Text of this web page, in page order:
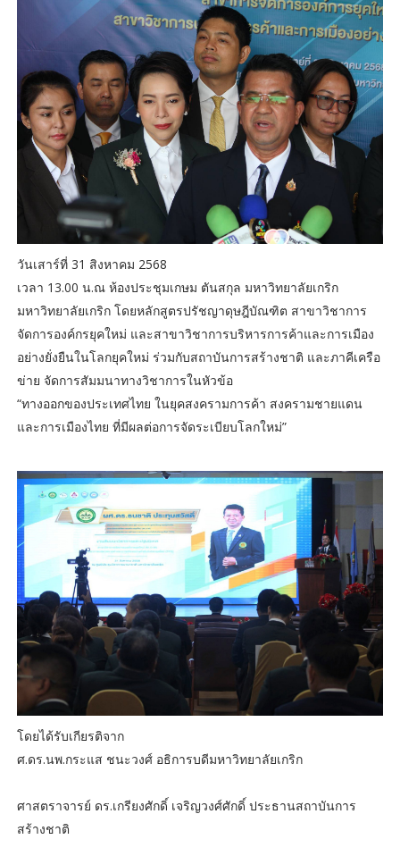
วันเสาร์ที่ 31 สิงหาคม 2568
เวลา 13.00 น.ณ ห้องประชุมเกษม ตันสกุล มหาวิทยาลัยเกริก
มหาวิทยาลัยเกริก โดยหลักสูตรปรัชญาดุษฎีบัณฑิต สาขาวิชาการ
จัดการองค์กรยุคใหม่ และสาขาวิชาการบริหารการค้าและการเมือง
อย่างยั่งยืนในโลกยุคใหม่ ร่วมกับสถาบันการสร้างชาติ และภาคีเครือ
ข่าย จัดการสัมมนาทางวิชาการในหัวข้อ
“ทางออกของประเทศไทย ในยุคสงครามการค้า สงครามชายแดน
และการเมืองไทย ที่มีผลต่อการจัดระเบียบโลกใหม่”
โดยได้รับเกียรติจาก
ศ.ดร.นพ.กระแส ชนะวงศ์ อธิการบดีมหาวิทยาลัยเกริก
ศาสตราจารย์ ดร.เกรียงศักดิ์ เจริญวงศ์ศักดิ์ ประธานสถาบันการ
สร้างชาติ